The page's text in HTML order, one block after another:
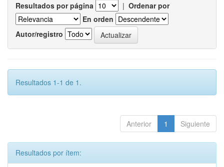
Resultados por página | Ordenar por
En orden
Autor/registro
Resultados 1-1 de 1.
Anterior 1 Siguiente
Resultados por ítem: